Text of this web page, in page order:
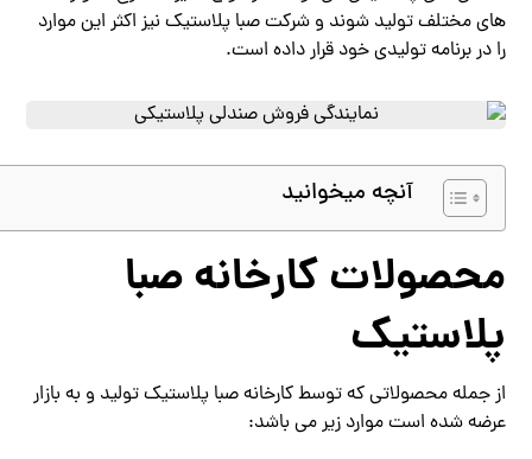
های مختلف تولید شوند و شرکت صبا پلاستیک نیز اکثر این موارد
را در برنامه تولیدی خود قرار داده است.
آنچه میخوانید
محصولات کارخانه صبا
پلاستیک
از جمله محصولاتی که توسط کارخانه صبا پلاستیک تولید و به بازار
عرضه شده است موارد زیر می باشد: